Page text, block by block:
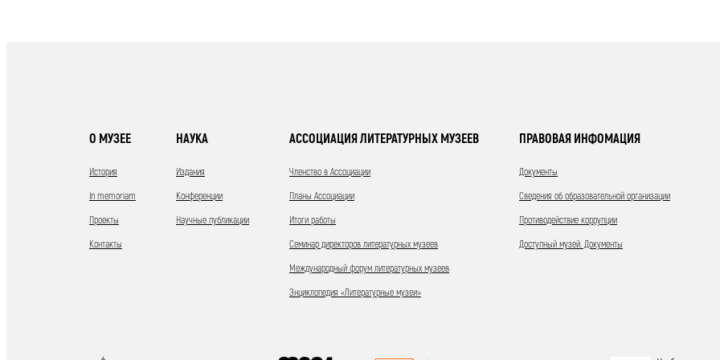
О МУЗЕЕ
История
In memoriam
Проекты
Контакты
НАУКА
Издания
Конференции
Научные публикации
АССОЦИАЦИЯ ЛИТЕРАТУРНЫХ МУЗЕЕВ
Членство в Ассоциации
Планы Ассоциации
Итоги работы
Семинар директоров литературных музеев
Международный форум литературных музеев
Энциклопедия «Литературные музеи»
ПРАВОВАЯ ИНФОМАЦИЯ
Документы
Сведения об образовательной организации
Противодействие коррупции
Доступный музей. Документы